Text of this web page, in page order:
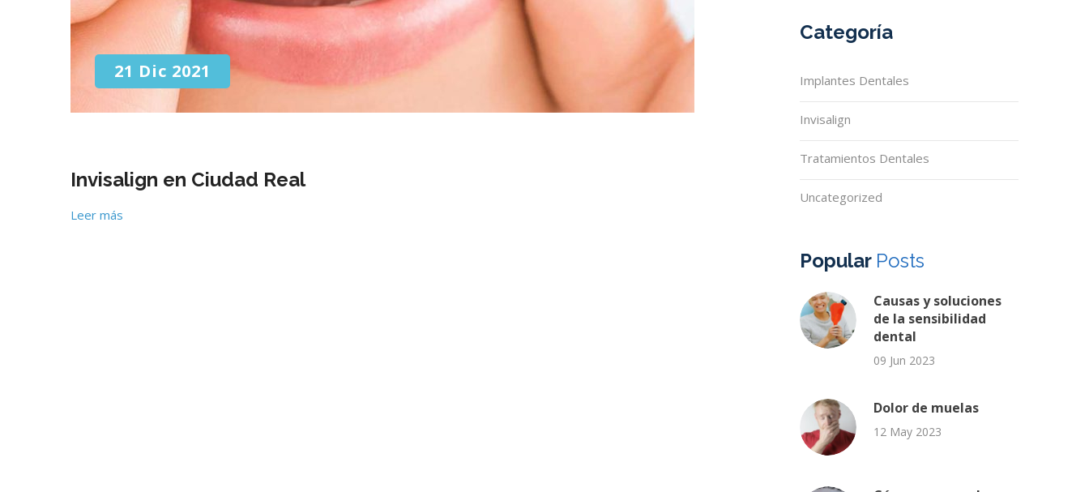
21 Dic 2021
Invisalign en Ciudad Real
Leer más
Categoría
Implantes Dentales
Invisalign
Tratamientos Dentales
Uncategorized
Popular Posts
Causas y soluciones
de la sensibilidad
dental
09 Jun 2023
Dolor de muelas
12 May 2023